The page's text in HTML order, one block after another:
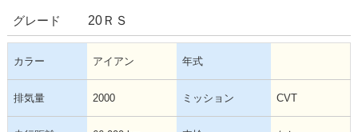
グレード 20ＲＳ
カラー アイアン 年式
排気量 2000 ミッション CVT